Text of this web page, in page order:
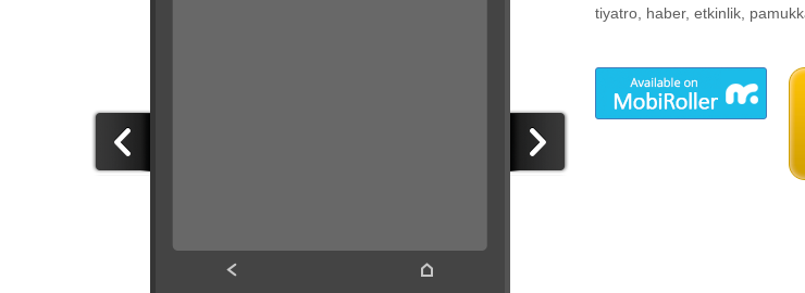
tiyatro, haber, etkinlik,